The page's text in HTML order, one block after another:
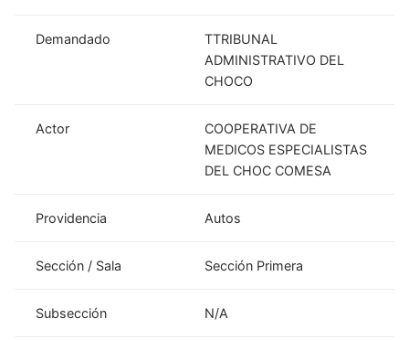
Demandado
TTRIBUNAL
ADMINISTRATIVO DEL
CHOCO
Actor
COOPERATIVA DE
MEDICOS ESPECIALISTAS
DEL CHOC COMESA
Providencia Autos
Sección / Sala Sección Primera
Subsección N/A